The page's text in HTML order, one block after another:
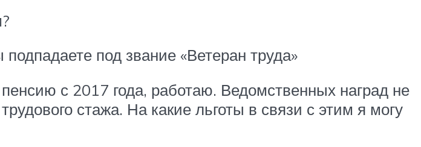
под звание «Ветеран труда»
с 2017 года, работаю. Ведомственных наград не
стажа. На какие льготы в связи с этим я могу